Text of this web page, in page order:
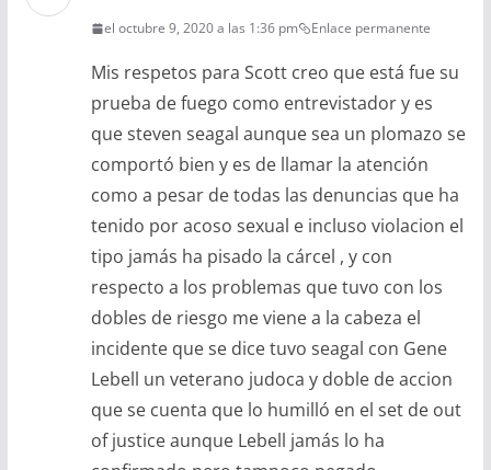
el octubre 9, 2020 a las 1:36 pm Enlace permanente
Mis respetos para Scott creo que está fue su
prueba de fuego como entrevistador y es
que steven seagal aunque sea un plomazo se
comportó bien y es de llamar la atención
como a pesar de todas las denuncias que ha
tenido por acoso sexual e incluso violacion el
tipo jamás ha pisado la cárcel , y con
respecto a los problemas que tuvo con los
dobles de riesgo me viene a la cabeza el
incidente que se dice tuvo seagal con Gene
Lebell un veterano judoca y doble de accion
que se cuenta que lo humilló en el set de out
of justice aunque Lebell jamás lo ha